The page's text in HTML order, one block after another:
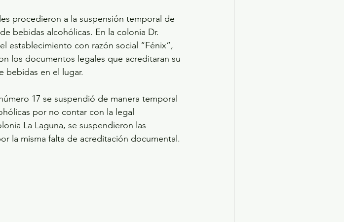
procedieron a la suspensión temporal de
bebidas alcohólicas. En la colonia Dr.
establecimiento con razón social “Fénix”,
los documentos legales que acreditaran su
bebidas en el lugar.
17 se suspendió de manera temporal
por no contar con la legal
La Laguna, se suspendieron las
la misma falta de acreditación documental.